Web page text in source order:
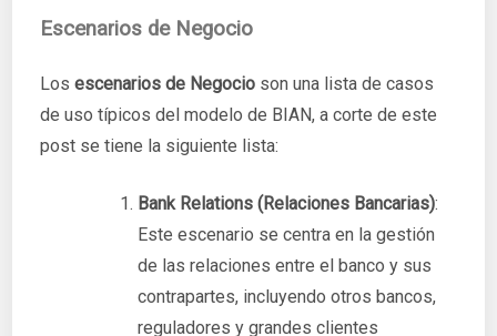
Escenarios de Negocio
Los escenarios de Negocio son una lista de casos
de uso típicos del modelo de BIAN, a corte de este
post se tiene la siguiente lista:
Bank Relations (Relaciones Bancarias):
Este escenario se centra en la gestión
de las relaciones entre el banco y sus
contrapartes, incluyendo otros bancos,
reguladores y grandes clientes